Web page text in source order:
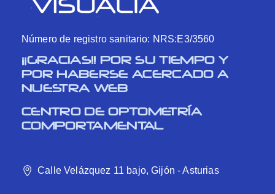
Número de registro sanitario: NRS:E3/3560
¡¡GRACIAS!! POR SU TIEMPO Y
POR HABERSE ACERCADO A
NUESTRA WEB
CENTRO DE OPTOMETRÍA
COMPORTAMENTAL
Calle Velázquez 11 bajo, Gijón - Asturias